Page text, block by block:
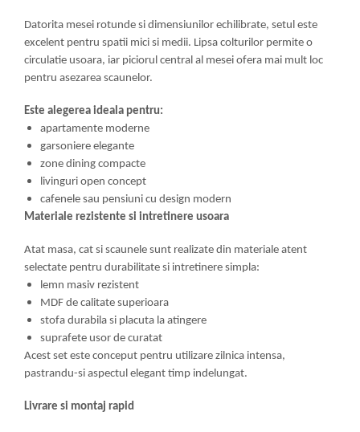
Datorita mesei rotunde si dimensiunilor echilibrate, setul este
excelent pentru spatii mici si medii. Lipsa colturilor permite o
circulatie usoara, iar piciorul central al mesei ofera mai mult loc
pentru asezarea scaunelor.
Este alegerea ideala pentru:
apartamente moderne
garsoniere elegante
zone dining compacte
livinguri open concept
cafenele sau pensiuni cu design modern
Materiale rezistente si intretinere usoara
Atat masa, cat si scaunele sunt realizate din materiale atent
selectate pentru durabilitate si intretinere simpla:
lemn masiv rezistent
MDF de calitate superioara
stofa durabila si placuta la atingere
suprafete usor de curatat
Acest set este conceput pentru utilizare zilnica intensa,
pastrandu-si aspectul elegant timp indelungat.
Livrare si montaj rapid